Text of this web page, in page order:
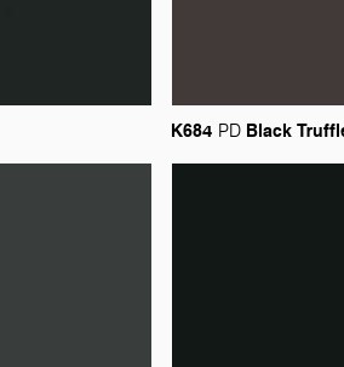
K684 PD Black